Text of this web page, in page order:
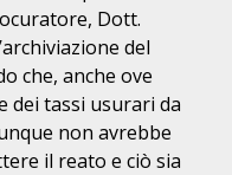
Dott.
del
che, anche ove
dei tassi usurari da
non avrebbe
il reato e ciò sia